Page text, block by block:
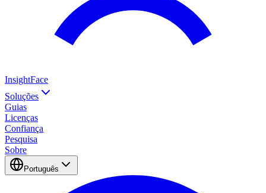
InsightFace
Soluções
Guias
Licenças
Confiança
Pesquisa
Sobre
Português